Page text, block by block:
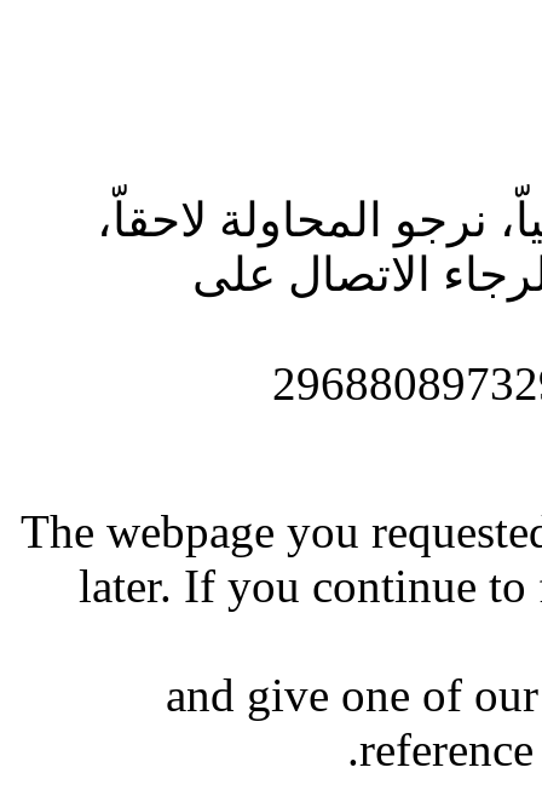
نرجو المحاولة لاحقاّ،
الاتصال على
The webpage you
later. If you continue to
and give one of